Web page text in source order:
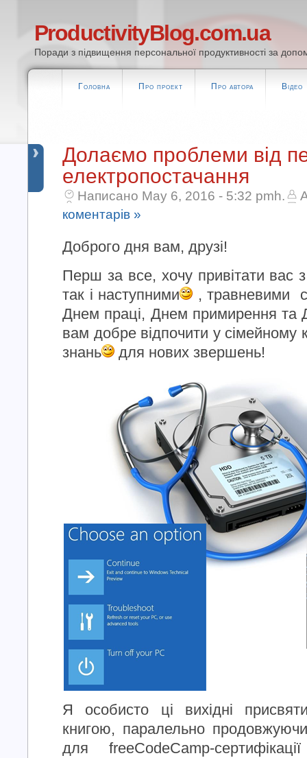
ProductivityBlog.com.ua
Поради з підвищення персональної продуктивності за
Головна Про проект Про автора Відео
Долаємо проблеми від
електропостачання
Написано May 6, 2016 - 5:32 pmh.
коментарів »
Доброго дня вам, друзі!
Перш за все, хочу привітати вас
так і наступними
, травневими
Днем праці, Днем примирення
вам добре відпочити у сімейному
знань
для нових звершень!
Я особисто ці вихідні
книгою, паралельно
для freeCodeCamp-